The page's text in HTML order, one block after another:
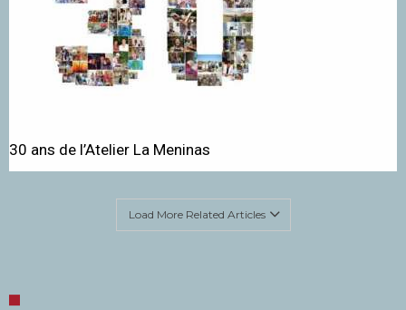
30 ans de l’Atelier La Meninas
Load More Related Articles